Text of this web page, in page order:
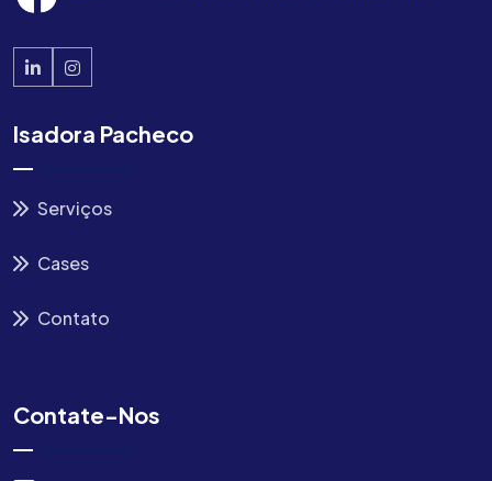
Isadora Pacheco
Serviços
Cases
Contato
Contate-Nos